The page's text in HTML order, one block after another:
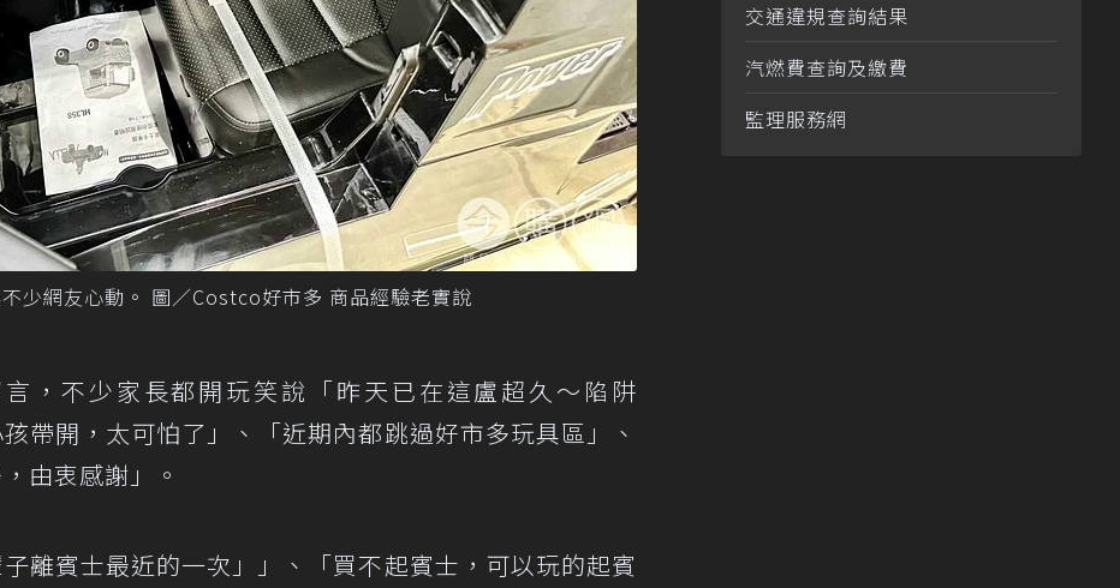
少網友心動。 圖／Costco好市多 商品經驗老實說
，不少家長都開玩笑說「昨天已在這盧超久～陷阱
帶開，太可怕了」、「近期內都跳過好市多玩具區」、
由衷感謝」。
離賓士最近的一次」」、「買不起賓士，可以玩的起賓
交通違規查詢結果
汽燃費查詢及繳費
監理服務網